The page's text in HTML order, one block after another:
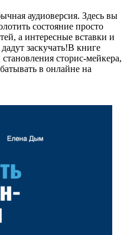
аудиоверсия. Здесь вы
состояние просто
а интересные вставки и
заскучать!В книге
сторис-мейкера,
в онлайне на